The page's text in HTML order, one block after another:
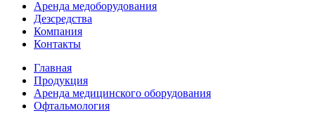
Аренда медоборудования
Дезсредства
Компания
Контакты
Главная
Продукция
Аренда медицинского оборудования
Офтальмология